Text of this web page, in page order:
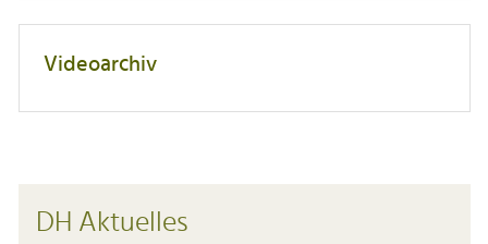
Videoarchiv
DH Aktuelles